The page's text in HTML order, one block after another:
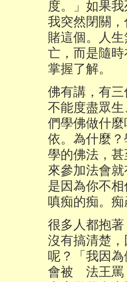
度。」如果
我突然閉關
賭這個。人
亡，而是隨
掌握了解。
佛有講，有
不能度盡眾
們學佛做什
依。為什麼
學的佛法，
來參加法會
是因為你不
嗔痴的痴。
很多人都抱
沒有搞清楚
呢？「我因
會被 法王罵